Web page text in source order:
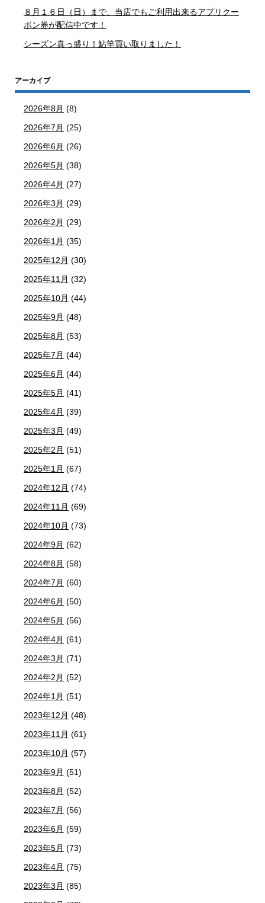
８月１６日（日）まで、当店でもご利用出来るアプリクー
ポン券が配信中です！
シーズン真っ盛り！鮎竿買い取りました！
アーカイブ
2026年8月 (8)
2026年7月 (25)
2026年6月 (26)
2026年5月 (38)
2026年4月 (27)
2026年3月 (29)
2026年2月 (29)
2026年1月 (35)
2025年12月 (30)
2025年11月 (32)
2025年10月 (44)
2025年9月 (48)
2025年8月 (53)
2025年7月 (44)
2025年6月 (44)
2025年5月 (41)
2025年4月 (39)
2025年3月 (49)
2025年2月 (51)
2025年1月 (67)
2024年12月 (74)
2024年11月 (69)
2024年10月 (73)
2024年9月 (62)
2024年8月 (58)
2024年7月 (60)
2024年6月 (50)
2024年5月 (56)
2024年4月 (61)
2024年3月 (71)
2024年2月 (52)
2024年1月 (51)
2023年12月 (48)
2023年11月 (61)
2023年10月 (57)
2023年9月 (51)
2023年8月 (52)
2023年7月 (56)
2023年6月 (59)
2023年5月 (73)
2023年4月 (75)
2023年3月 (85)